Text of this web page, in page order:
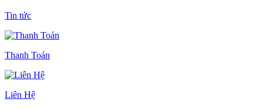
Tin tức
Thanh Toán
Liên Hệ